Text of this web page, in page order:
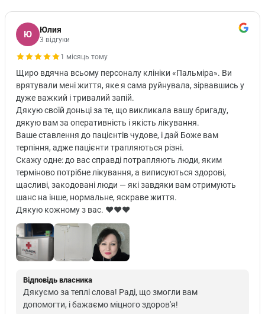
Ю Юлия
3 відгуки
1 місяць тому
Щиро вдячна всьому персоналу клініки «Пальміра». Ви
врятували мені життя, яке я сама руйнувала, зірвавшись у
дуже важкий і тривалий запій.
Дякую своїй доньці за те, що викликала вашу бригаду,
дякую вам за оперативність і якість лікування.
Ваше ставлення до пацієнтів чудове, і дай Боже вам
терпіння, адже пацієнти трапляються різні.
Скажу одне: до вас справді потрапляють люди, яким
терміново потрібне лікування, а виписуються здорові,
щасливі, закодовані люди — які завдяки вам отримують
шанс на інше, нормальне, яскраве життя.
Дякую кожному з вас. ♥️♥️♥️
Відповідь власника
Дякуємо за теплі слова! Раді, що змогли вам
допомогти, і бажаємо міцного здоров'я!